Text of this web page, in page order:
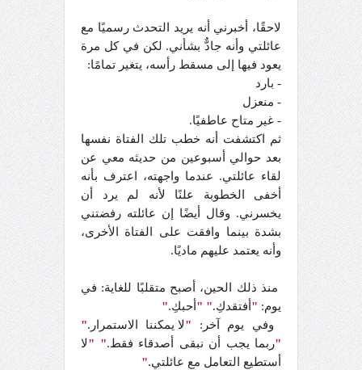
لاحقًا، أخبرني أنه يريد التحدث رسميًا مع
عائلتي وأنه جادٌّ بشأني. لكن في كل مرة
يعود فيها إلى مسقط رأسه، يتغير تمامًا:
- بارد
- منعزل
- غير متاح عاطفيًا.
ثم اكتشفت أنه خطب تلك الفتاة نفسها
بعد حوالي أسبوعين من حديثه معي عن
لقاء عائلتي. عندما واجهته، اعترف بأنه
أخفى الخطوبة علنًا لأنه لم يرد أن
يخسرني. وقال أيضًا إن عائلته رفضتني
بشدة بينما وافقت على الفتاة الأخرى،
وأنه يعتمد عليهم ماديًا.
منذ ذلك الحين، أصبح متقلبًا للغاية: في
يوم: " أفتقدكِ." " أحبكِ."
وفي يوم آخر: "لا يمكننا الاستمرار."
"ربما يجب أن نبقى أصدقاء فقط."
"لا
أستطيع التعامل مع عائلتي."